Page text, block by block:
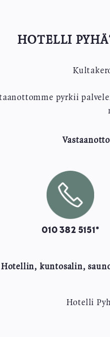
HOTELLI
pyrkii
Image
010 382 5151*
Hotellin, kuntosalin,
Hotelli